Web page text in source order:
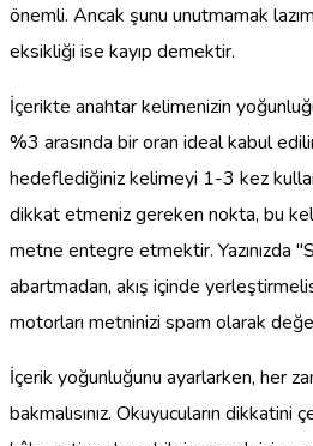
önemli. Ancak şunu unutmamak
eksikliği ise kayıp demektir.
İçerikte anahtar kelimenizin
%3 arasında bir oran ideal kabul
hedeflediğiniz kelimeyi 1-3 kez
dikkat etmeniz gereken nokta, bu
metne entegre etmektir. Yazınızda
abartmadan, akış içinde
motorları metninizi spam olarak
İçerik yoğunluğunu ayarlarken, her
bakmalısınız. Okuyucuların dikkatini